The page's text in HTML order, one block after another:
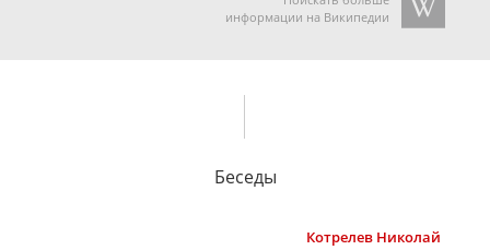
информации на Википедии
Беседы
Котрелев Николай